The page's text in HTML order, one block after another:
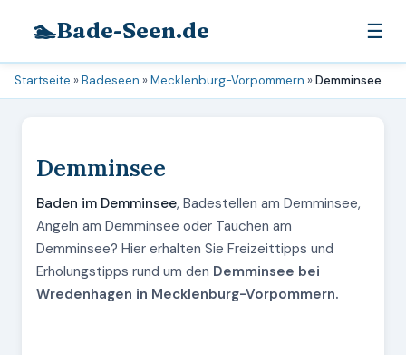
🏊Bade-Seen.de ☰
Startseite »Badeseen »Mecklenburg-Vorpommern »Demminsee
Demminsee
Baden im Demminsee, Badestellen am Demminsee,
Angeln am Demminsee oder Tauchen am
Demminsee? Hier erhalten Sie Freizeittipps und
Erholungstipps rund um den Demminsee bei
Wredenhagen in Mecklenburg-Vorpommern.